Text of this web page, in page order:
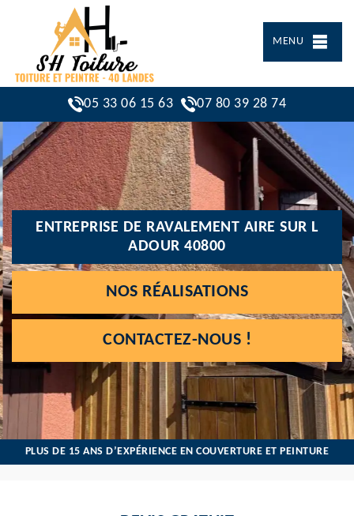
MENU
05 33 06 15 63 07 80 39 28 74
ENTREPRISE DE RAVALEMENT AIRE SUR L
ADOUR 40800
NOS RÉALISATIONS
CONTACTEZ-NOUS !
PLUS DE 15 ANS D’EXPÉRIENCE EN COUVERTURE ET PEINTURE